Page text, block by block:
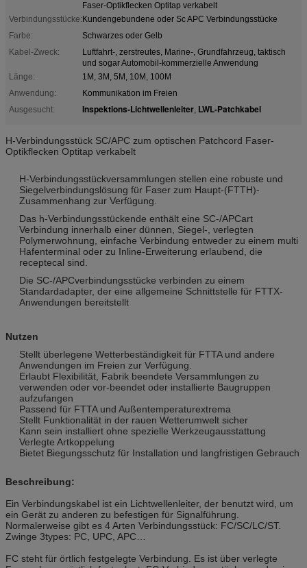
Faser-Optikflecken Optitap verkabelt
Verbindungsstücke:Kundengebundene oder Sc APC Verbindungsstücke
Farbe:
Schwarzes oder Gelb
Kabel-Zweck:
Luftfahrt-, zerstreutes, Marine-, Grundfahrzeug, taktisch
und sogar Automobil-kommerzielle Anwendung
Länge:
1M, 3M, 5M, 10M, 100M
Anwendung:
Kommunikation im Freien
Ausgesucht:
Inspektions-Lichtwellenleiter, LWL-Patchkabel
H-Verbindungsstück SC/APC zum optischen Patchcord Faser-
Optikflecken Optitap verkabelt
H-Verbindungsstückversammlungen stellen eine robuste und
Siegelverbindungslösung für Faser zum Haupt-(FTTH)-
Zusammenhang zur Verfügung.
Das h-Verbindungsstückende enthält eine SC-/APCart
Verbindung innerhalb einer dünnen, Siegel-, verlegten
Polymerwohnung, einfache Verbindung entweder zu einem multi
Hafenterminal oder zu Inline-Erweiterung erlaubend, die
receptecal sind.
Die SC-/APCverbindungsstücke verbinden zu einem
Standardadapter, der eine allgemeine Schnittstelle für FTTX-
Anwendungen bereitstellt
Nutzen
Stellt überlegene Wetterbeständigkeit für FTTA und andere
Anwendungen im Freien zur Verfügung.
Erlaubt Flexibilität, Fabrik beendete Versammlungen zu
verwenden oder vor-beendet oder installierte Baugruppen
aufzufangen
Passend für FTTA und Außentemperaturextrema
Stellt Funktionalität in der rauen Wetterumwelt sicher
Kann sein installiert ohne spezielle Werkzeugausstattung
Verlegte Artkoppelung
Bietet Biegungsschutz für Installation und langfristigen Gebrauch
Beschreibung:
Ein Verbindungskabel ist ein Lichtwellenleiter, der benutzt wird, um
ein Gerät zu anderen zu befestigen für Signalführung.
Normalerweise gibt es 4 Arten Verbindungsstück: FC/SC/LC/ST.
Zwinge 3types: PC, UPC, APC…
FC steht für örtlich festgelegte Verbindung. Es ist über verlegte